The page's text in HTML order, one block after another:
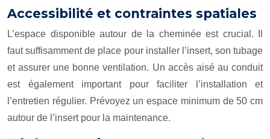
Accessibilité et contraintes spatiales
L’espace disponible autour de la cheminée est crucial. Il
faut suffisamment de place pour installer l’insert, son tubage
et assurer une bonne ventilation. Un accès aisé au conduit
est également important pour faciliter l’installation et
l’entretien régulier. Prévoyez un espace minimum de 50 cm
autour de l’insert pour la maintenance.